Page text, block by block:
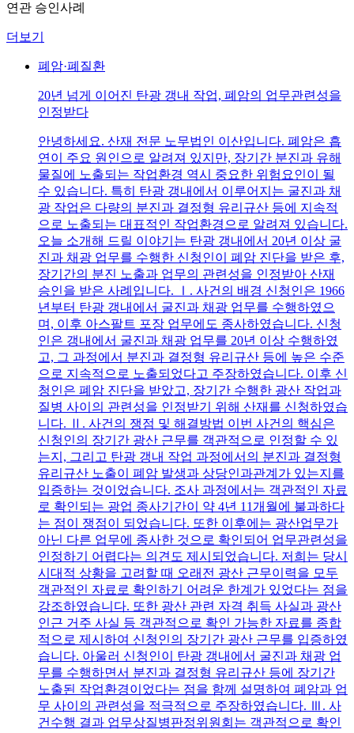
연관 승인사례
더보기
폐암·폐질환
20년 넘게 이어진 탄광 갱내 작업, 폐암의 업무관련성을
인정받다
안녕하세요. 산재 전문 노무법인 이산입니다. 폐암은 흡
연이 주요 원인으로 알려져 있지만, 장기간 분진과 유해
물질에 노출되는 작업환경 역시 중요한 위험요인이 될
수 있습니다. 특히 탄광 갱내에서 이루어지는 굴진과 채
광 작업은 다량의 분진과 결정형 유리규산 등에 지속적
으로 노출되는 대표적인 작업환경으로 알려져 있습니다.
오늘 소개해 드릴 이야기는 탄광 갱내에서 20년 이상 굴
진과 채광 업무를 수행한 신청인이 폐암 진단을 받은 후,
장기간의 분진 노출과 업무의 관련성을 인정받아 산재
승인을 받은 사례입니다. Ⅰ. 사건의 배경 신청인은 1966
년부터 탄광 갱내에서 굴진과 채광 업무를 수행하였으
며, 이후 아스팔트 포장 업무에도 종사하였습니다. 신청
인은 갱내에서 굴진과 채광 업무를 20년 이상 수행하였
고, 그 과정에서 분진과 결정형 유리규산 등에 높은 수준
으로 지속적으로 노출되었다고 주장하였습니다. 이후 신
청인은 폐암 진단을 받았고, 장기간 수행한 광산 작업과
질병 사이의 관련성을 인정받기 위해 산재를 신청하였습
니다. Ⅱ. 사건의 쟁점 및 해결방법 이번 사건의 핵심은
신청인의 장기간 광산 근무를 객관적으로 인정할 수 있
는지, 그리고 탄광 갱내 작업 과정에서의 분진과 결정형
유리규산 노출이 폐암 발생과 상당인과관계가 있는지를
입증하는 것이었습니다. 조사 과정에서는 객관적인 자료
로 확인되는 광업 종사기간이 약 4년 11개월에 불과하다
는 점이 쟁점이 되었습니다. 또한 이후에는 광산업무가
아닌 다른 업무에 종사한 것으로 확인되어 업무관련성을
인정하기 어렵다는 의견도 제시되었습니다. 저희는 당시
시대적 상황을 고려할 때 오래전 광산 근무이력을 모두
객관적인 자료로 확인하기 어려운 한계가 있었다는 점을
강조하였습니다. 또한 광산 관련 자격 취득 사실과 광산
인근 거주 사실 등 객관적으로 확인 가능한 자료를 종합
적으로 제시하여 신청인의 장기간 광산 근무를 입증하였
습니다. 아울러 신청인이 탄광 갱내에서 굴진과 채광 업
무를 수행하면서 분진과 결정형 유리규산 등에 장기간
노출된 작업환경이었다는 점을 함께 설명하여 폐암과 업
무 사이의 관련성을 적극적으로 주장하였습니다. Ⅲ. 사
건수행 결과 업무상질병판정위원회는 객관적으로 확인